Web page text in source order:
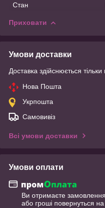
Стан
Приховати
Умови доставки
Доставка здійснюється
Нова Пошта
Укрпошта
Самовивіз
Всі умови доставки
Умови оплати
Ви отримаєте замовлення
або гроші повернуться